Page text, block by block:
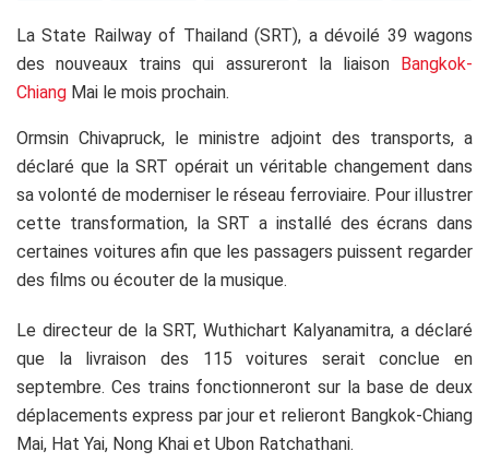
La State Railway of Thailand (SRT), a dévoilé 39 wagons
des nouveaux trains qui assureront la liaison Bangkok-
Chiang Mai le mois prochain.
Ormsin Chivapruck, le ministre adjoint des transports, a
déclaré que la SRT opérait un véritable changement dans
sa volonté de moderniser le réseau ferroviaire. Pour illustrer
cette transformation, la SRT a installé des écrans dans
certaines voitures afin que les passagers puissent regarder
des films ou écouter de la musique.
Le directeur de la SRT, Wuthichart Kalyanamitra, a déclaré
que la livraison des 115 voitures serait conclue en
septembre. Ces trains fonctionneront sur la base de deux
déplacements express par jour et relieront Bangkok-Chiang
Mai, Hat Yai, Nong Khai et Ubon Ratchathani.